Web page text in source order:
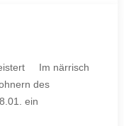
Im närrisch
des
ein